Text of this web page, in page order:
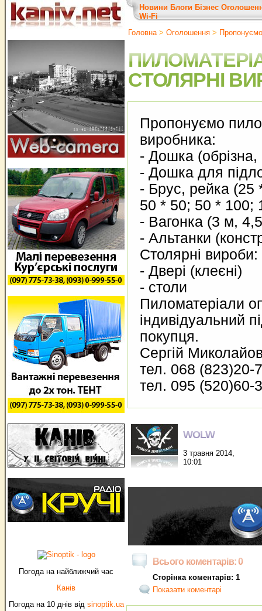
Погода на найближчий час
Канів
Погода на 10 днів від sinoptik.ua
Новини Блоги Бізнес
Wi-Fi
Головна> Оголошення > Пропонуємо
СТОЛЯРНІ
Пропонуємо
виробника:
- Дошка (обрізна,
- Дошка для
- Брус, рейка (25
50 * 50; 50 * 100;
- Вагонка (3 м,
- Альтанки
Столярні вироби:
- Двері (клеєні)
- столи
Пиломатеріали
індивідуальний
покупця.
Сергій
тел. 068 (823)20-
тел. 095 (520)60-
WOLW
3 травня 2014,
10:01
Всього коментарів: 0
Сторінка коментарів: 1
Показати коментарі